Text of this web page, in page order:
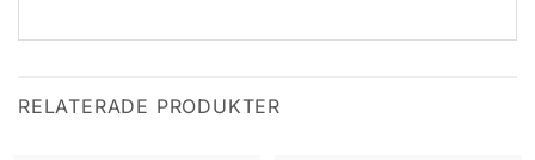
RELATERADE PRODUKTER